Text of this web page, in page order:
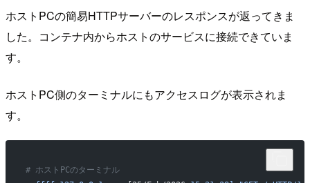
ホストPCの簡易HTTPサーバーのレスポンスが返ってきま
した。コンテナ内からホストのサービスに接続できていま
す。
ホストPC側のターミナルにもアクセスログが表示されま
す。
# ホストPCのターミナル